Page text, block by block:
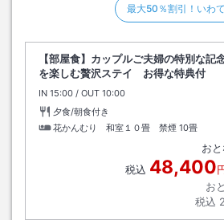
最大50％割引！いわ
【部屋食】カップルご夫婦の特別な
を楽しむ贅沢ステイ お得な特典付
IN チェックイン
15:00 / OUT チェックアウト
10:00
夕食/朝食付き
花かんむり 和室１０畳 禁煙 10畳
お
税込 48,400
お
税込